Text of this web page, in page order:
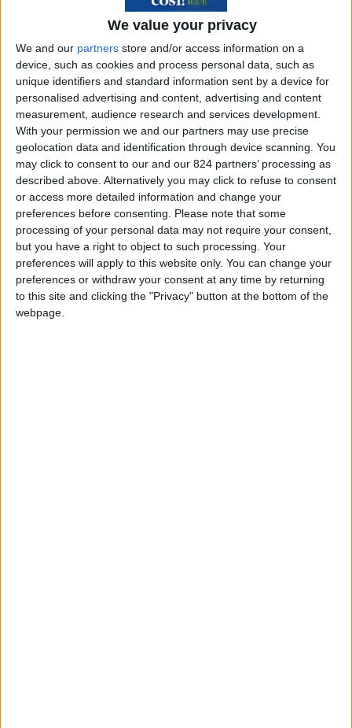
We value your privacy
We and our partners store and/or access information on a
device, such as cookies and process personal data, such as
unique identifiers and standard information sent by a device for
personalised advertising and content, advertising and content
measurement, audience research and services development.
With your permission we and our partners may use precise
geolocation data and identification through device scanning. You
may click to consent to our and our 824 partners’ processing as
described above. Alternatively you may click to refuse to consent
or access more detailed information and change your
preferences before consenting. Please note that some
processing of your personal data may not require your consent,
but you have a right to object to such processing. Your
preferences will apply to this website only. You can change your
preferences or withdraw your consent at any time by returning
to this site and clicking the "Privacy" button at the bottom of the
webpage.
in caso di viaggi con minori.
Se si sta valutando la possibilità di visitare il
Sudafrica, sarà utile avere unapanoramica
semplice per sapere quali sono idocumenti
necessari per entrare nel paese. In particolare,
questo articolo è incentrato sulle procedure per
l’eventuale richiesta del visto per il Sudafrica. Un
viaggio in Sudafricapassa non solo per lo studio
di un itinerario e per la scelta dell’offerta di
vacanza giusta; bisogna infatti tener presenti le
regole imposte dal governo locale che regolano
l’accesso al Sudafrica.
Il primo documento necessario per recarsi in